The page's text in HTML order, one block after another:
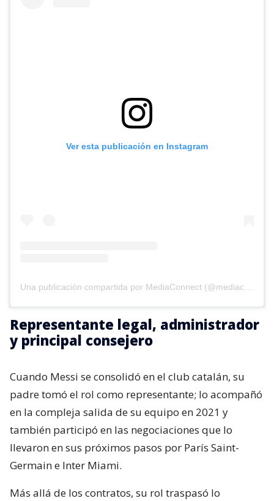
Ver esta publicación en Instagram
Representante legal, administrador
y principal consejero
Cuando Messi se consolidó en el club catalán, su
padre tomó el rol como representante; lo acompañó
en la compleja salida de su equipo en 2021 y
también participó en las negociaciones que lo
llevaron en sus próximos pasos por París Saint-
Germain e Inter Miami.
Más allá de los contratos, su rol traspasó lo